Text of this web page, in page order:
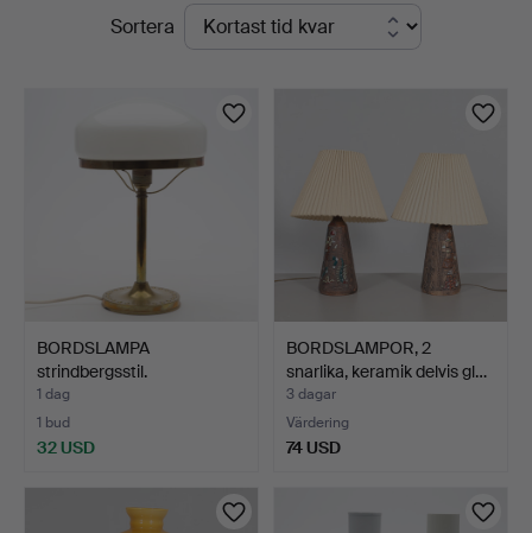
PågåendeSortera
BORDSLAMPA
strindbergsstil.
1 dag
1 bud
32 USD
BORDSLAMPOR, 2
snarlika, keramik delvis gl…
3 dagar
Värdering
74 USD